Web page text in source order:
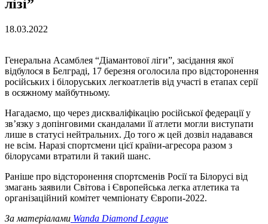
лізі”
18.03.2022
Генеральна Асамблея “Діамантової ліги”, засідання якої
відбулося в Белграді, 17 березня оголосила про відсторонення
російських і білоруських легкоатлетів від участі в етапах серії
в осяжному майбутньому.
Нагадаємо, що через дискваліфікацію російської федерації у
зв’язку з допінговими скандалами її атлети могли виступати
лише в статусі нейтральних. До того ж цей дозвіл надавався
не всім. Наразі спортсмени цієї країни-агресора разом з
білорусами втратили й такий шанс.
Раніше про відсторонення спортсменів Росії та Білорусі від
змагань заявили Світова і Європейська легка атлетика та
організаційний комітет чемпіонату Європи-2022.
За матеріалами Wanda Diamond League